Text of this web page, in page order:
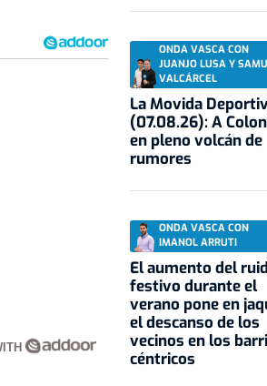
ONDA VASCA CON
JUANJO LUSA Y SAMU
VALCÁRCEL
La Movida
(07.08.26): A
en pleno volcán de
rumores
ONDA VASCA CON
IMANOL ARRUTI
El aumento del
festivo durante el
verano pone en
el descanso de los
vecinos en los
céntricos